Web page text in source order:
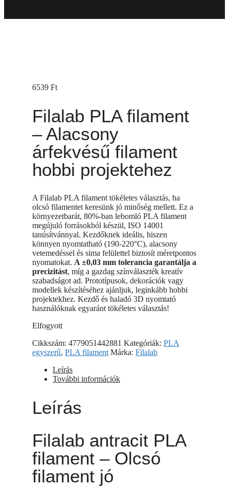
6539 Ft
Filalab PLA filament
– Alacsony
árfekvésű filament
hobbi projektehez
A Filalab PLA filament tökéletes választás, ha
olcsó filamentet keresünk jó minőség mellett. Ez a
környezetbarát, 80%-ban lebomló PLA filament
megújuló forrásokból készül, ISO 14001
tanúsítvánnyal. Kezdőknek ideális, hiszen
könnyen nyomtatható (190-220°C), alacsony
vetemedéssel és sima felülettel biztosít méretpontos
nyomatokat. A ±0,03 mm tolerancia garantálja a
precizitást, míg a gazdag színválaszték kreatív
szabadságot ad. Prototípusok, dekorációk vagy
modellek készítéséhez ajánljuk, leginkább hobbi
projektekhez. Kezdő és haladó 3D nyomtató
használóknak egyaránt tökéletes választás!
Elfogyott
Cikkszám: 4779051442881 Kategóriák: PLA
egyszerű, PLA filament Márka: Filalab
Leírás
További információk
Leírás
Filalab antracit PLA
filament – Olcsó
filament jó